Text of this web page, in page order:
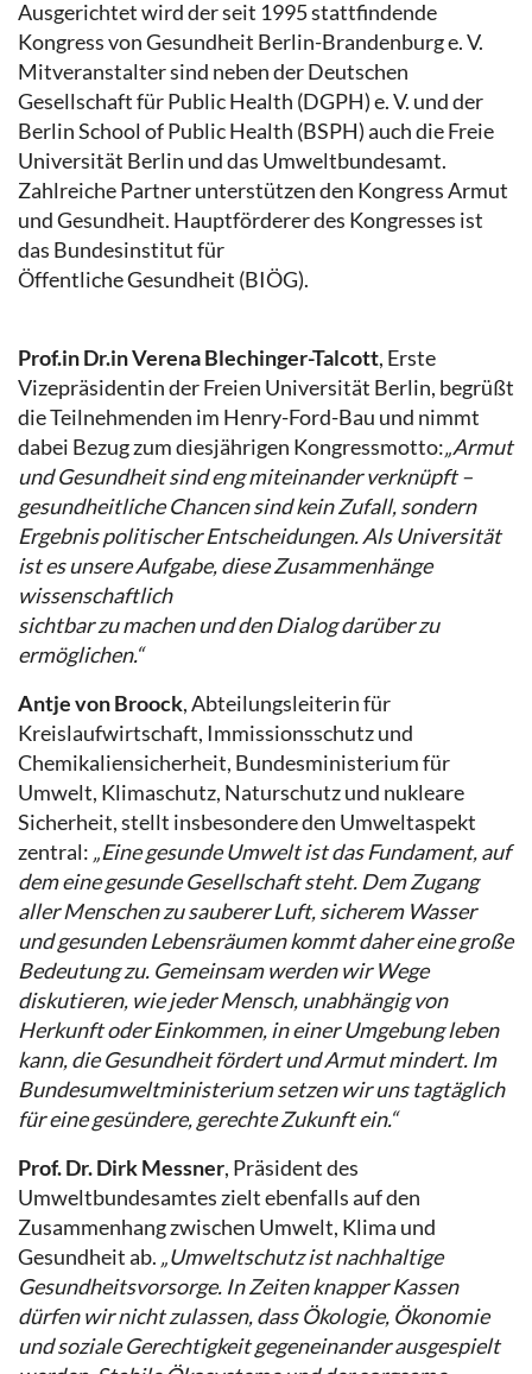
Ausgerichtet wird der seit 1995 stattfindende
Kongress von Gesundheit Berlin-Brandenburg e. V.
Mitveranstalter sind neben der Deutschen
Gesellschaft für Public Health (DGPH) e. V. und der
Berlin School of Public Health (BSPH) auch die Freie
Universität Berlin und das Umweltbundesamt.
Zahlreiche Partner unterstützen den Kongress Armut
und Gesundheit. Hauptförderer des Kongresses ist
das Bundesinstitut für
Öffentliche Gesundheit (BIÖG).
Prof.in Dr.in Verena Blechinger-Talcott, Erste
Vizepräsidentin der Freien Universität Berlin, begrüßt
die Teilnehmenden im Henry-Ford-Bau und nimmt
dabei Bezug zum diesjährigen Kongressmotto:„Armut
und Gesundheit sind eng miteinander verknüpft –
gesundheitliche Chancen sind kein Zufall, sondern
Ergebnis politischer Entscheidungen. Als Universität
ist es unsere Aufgabe, diese Zusammenhänge
wissenschaftlich
sichtbar zu machen und den Dialog darüber zu
ermöglichen.“
Antje von Broock, Abteilungsleiterin für
Kreislaufwirtschaft, Immissionsschutz und
Chemikaliensicherheit, Bundesministerium für
Umwelt, Klimaschutz, Naturschutz und nukleare
Sicherheit, stellt insbesondere den Umweltaspekt
zentral: „Eine gesunde Umwelt ist das Fundament, auf
dem eine gesunde Gesellschaft steht. Dem Zugang
aller Menschen zu sauberer Luft, sicherem Wasser
und gesunden Lebensräumen kommt daher eine große
Bedeutung zu. Gemeinsam werden wir Wege
diskutieren, wie jeder Mensch, unabhängig von
Herkunft oder Einkommen, in einer Umgebung leben
kann, die Gesundheit fördert und Armut mindert. Im
Bundesumweltministerium setzen wir uns tagtäglich
für eine gesündere, gerechte Zukunft ein.“
Prof. Dr. Dirk Messner, Präsident des
Umweltbundesamtes zielt ebenfalls auf den
Zusammenhang zwischen Umwelt, Klima und
Gesundheit ab. „Umweltschutz ist nachhaltige
Gesundheitsvorsorge. In Zeiten knapper Kassen
dürfen wir nicht zulassen, dass Ökologie, Ökonomie
und soziale Gerechtigkeit gegeneinander ausgespielt